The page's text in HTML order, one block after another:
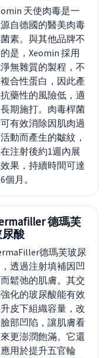
天使肉毒是一
自德國的醫美肉毒
素。與其他品牌不
是，Xeomin 採用
無雜質的製程，不
合性蛋白，因此產
藥性的風險低，適
期施打。肉毒桿菌
有效消除因肌肉過
動而產生的皺紋，
注射後約1週內展
果，持續時間可達
個月。
德瑪芙
酸
德瑪芙玻尿
透過注射填補因凹
鬆弛的肌膚。其交
化的玻尿酸能有效
皮下組織容量，改
部凹陷，讓肌膚看
更澎潤飽滿。它還
用於提升五官輪